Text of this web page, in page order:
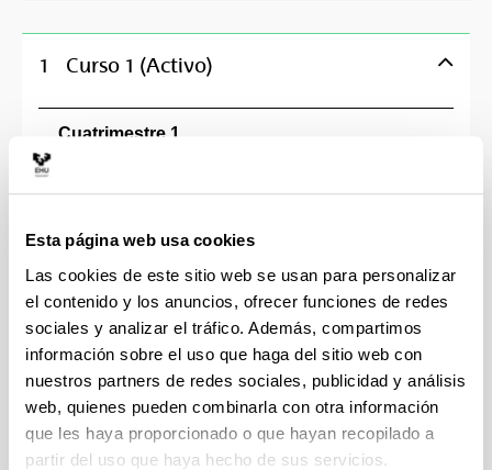
Esta página web usa cookies
Las cookies de este sitio web se usan para personalizar
el contenido y los anuncios, ofrecer funciones de redes
sociales y analizar el tráfico. Además, compartimos
información sobre el uso que haga del sitio web con
nuestros partners de redes sociales, publicidad y análisis
web, quienes pueden combinarla con otra información
que les haya proporcionado o que hayan recopilado a
partir del uso que haya hecho de sus servicios.
1 Curso 1 (Activo)
Cuatrimestre 1
Economía de la Empresa:Introducción
Fundamentos de Tecnología de Computadores
Introducción a la Contabilidad
Introducción a la Economía II: Principios de
Programación Básica